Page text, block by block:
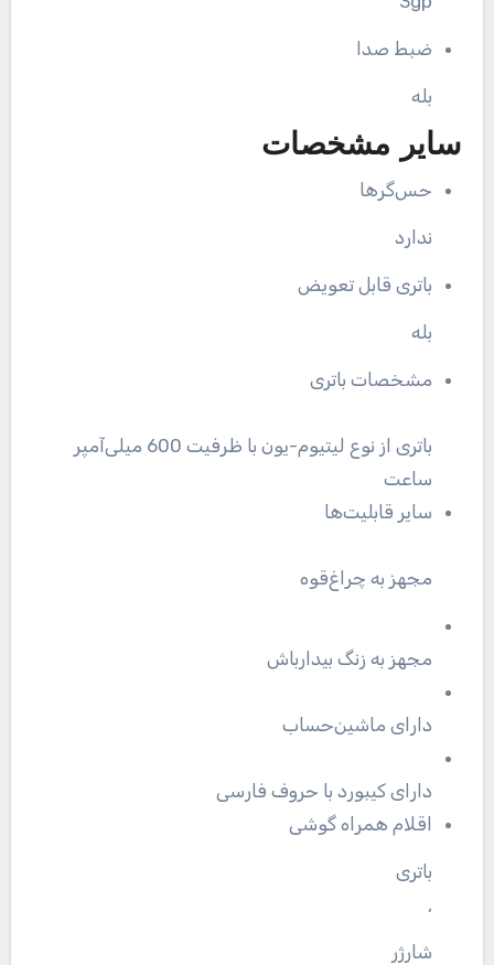
ضبط صدا
بله
سایر مشخصات
حس‌گرها
ندارد
باتری قابل تعویض
بله
مشخصات باتری
باتری از نوع لیتیوم-یون با ظرفیت 600 میلی‌آمپر
ساعت
سایر قابلیت‌ها
مجهز به چراغ‌قوه
مجهز به زنگ بیدارباش
دارای ماشین‌حساب
دارای کیبورد با حروف فارسی
اقلام همراه گوشی
باتری
,
شارژر